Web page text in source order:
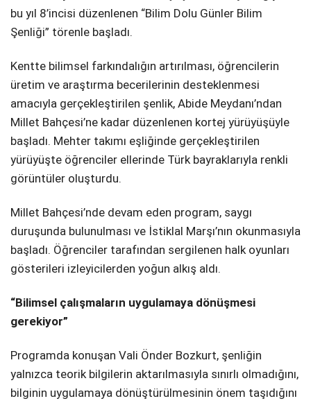
Facebook
Youtube
bu yıl 8’incisi düzenlenen “Bilim Dolu Günler Bilim
Şenliği” törenle başladı.
Kentte bilimsel farkındalığın artırılması, öğrencilerin
üretim ve araştırma becerilerinin desteklenmesi
amacıyla gerçekleştirilen şenlik, Abide Meydanı’ndan
Millet Bahçesi’ne kadar düzenlenen kortej yürüyüşüyle
başladı. Mehter takımı eşliğinde gerçekleştirilen
yürüyüşte öğrenciler ellerinde Türk bayraklarıyla renkli
görüntüler oluşturdu.
Millet Bahçesi’nde devam eden program, saygı
duruşunda bulunulması ve İstiklal Marşı’nın okunmasıyla
başladı. Öğrenciler tarafından sergilenen halk oyunları
gösterileri izleyicilerden yoğun alkış aldı.
“Bilimsel çalışmaların uygulamaya dönüşmesi
gerekiyor”
Programda konuşan Vali Önder Bozkurt, şenliğin
yalnızca teorik bilgilerin aktarılmasıyla sınırlı olmadığını,
bilginin uygulamaya dönüştürülmesinin önem taşıdığını